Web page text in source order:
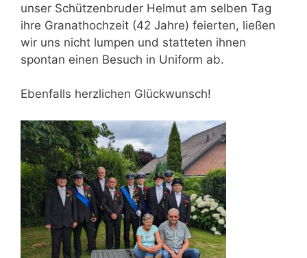
unser Schützenbruder Helmut am selben Tag
ihre Granathochzeit (42 Jahre) feierten, ließen
wir uns nicht lumpen und statteten ihnen
spontan einen Besuch in Uniform ab.
Ebenfalls herzlichen Glückwunsch!